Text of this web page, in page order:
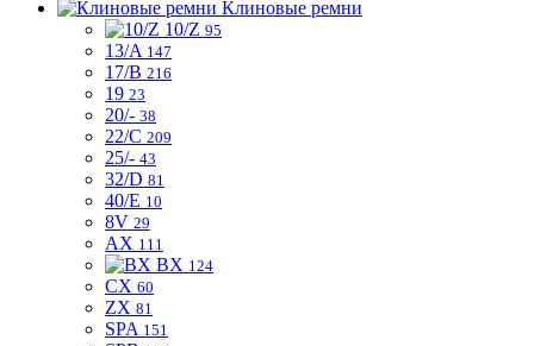
Клиновые ремни
10/Z 95
13/A 147
17/B 216
19 23
20/- 38
22/C 209
25/- 43
32/D 81
40/E 10
8V 29
AX 111
BX 124
CX 60
ZX 81
SPA 151